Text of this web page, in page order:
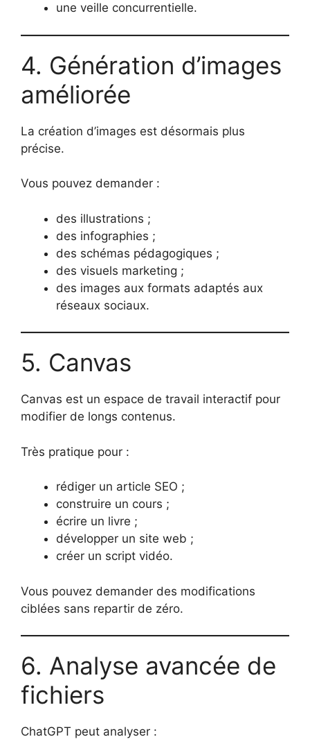
une veille concurrentielle.
4. Génération d’images
améliorée
La création d’images est désormais plus
précise.
Vous pouvez demander :
des illustrations ;
des infographies ;
des schémas pédagogiques ;
des visuels marketing ;
des images aux formats adaptés aux
réseaux sociaux.
5. Canvas
Canvas est un espace de travail interactif pour
modifier de longs contenus.
Très pratique pour :
rédiger un article SEO ;
construire un cours ;
écrire un livre ;
développer un site web ;
créer un script vidéo.
Vous pouvez demander des modifications
ciblées sans repartir de zéro.
6. Analyse avancée de
fichiers
ChatGPT peut analyser :